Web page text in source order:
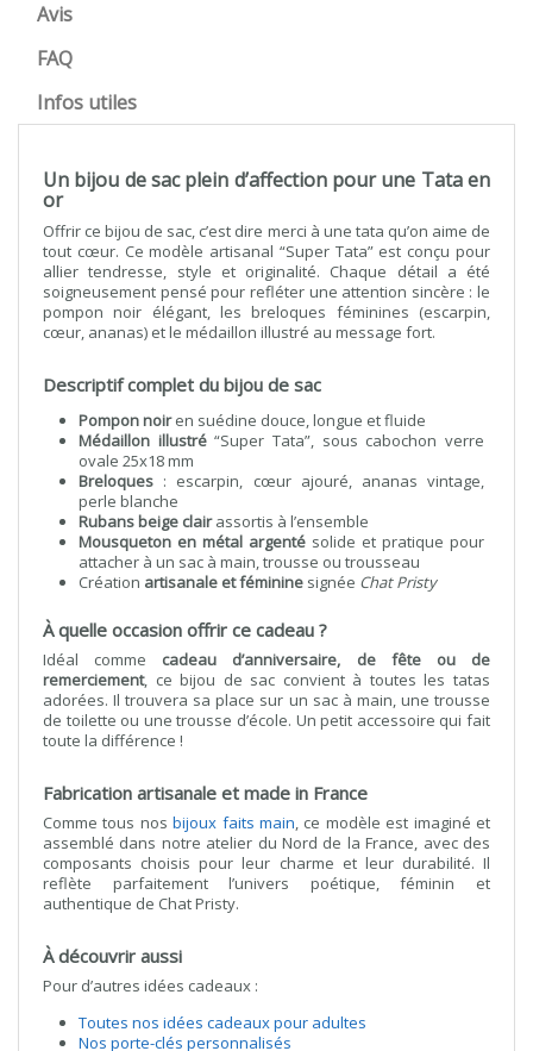
Avis
FAQ
Infos utiles
Un bijou de sac plein d’affection pour une Tata en
or
Offrir ce bijou de sac, c’est dire merci à une tata qu’on aime de
tout cœur. Ce modèle artisanal “Super Tata” est conçu pour
allier tendresse, style et originalité. Chaque détail a été
soigneusement pensé pour refléter une attention sincère : le
pompon noir élégant, les breloques féminines (escarpin,
cœur, ananas) et le médaillon illustré au message fort.
Descriptif complet du bijou de sac
Pompon noiren suédine douce, longue et fluide
Médaillon illustré“Super Tata”, sous cabochon verre
ovale 25x18 mm
Breloques : escarpin, cœur ajouré, ananas vintage,
perle blanche
Rubans beige clairassortis à l’ensemble
Mousqueton en métal argenté solide et pratique pour
attacher à un sac à main, trousse ou trousseau
Création artisanale et féminine signée Chat Pristy
À quelle occasion offrir ce cadeau ?
Idéal comme cadeau d’anniversaire, de fête ou de
remerciement, ce bijou de sac convient à toutes les tatas
adorées. Il trouvera sa place sur un sac à main, une trousse
de toilette ou une trousse d’école. Un petit accessoire qui fait
toute la différence !
Fabrication artisanale et made in France
Comme tous nosbijoux faits main, ce modèle est imaginé et
assemblé dans notre atelier du Nord de la France, avec des
composants choisis pour leur charme et leur durabilité. Il
reflète parfaitement l’univers poétique, féminin et
authentique de Chat Pristy.
À découvrir aussi
Pour d’autres idées cadeaux :
Toutes nos idées cadeaux pour adultes
Nos porte-clés personnalisés